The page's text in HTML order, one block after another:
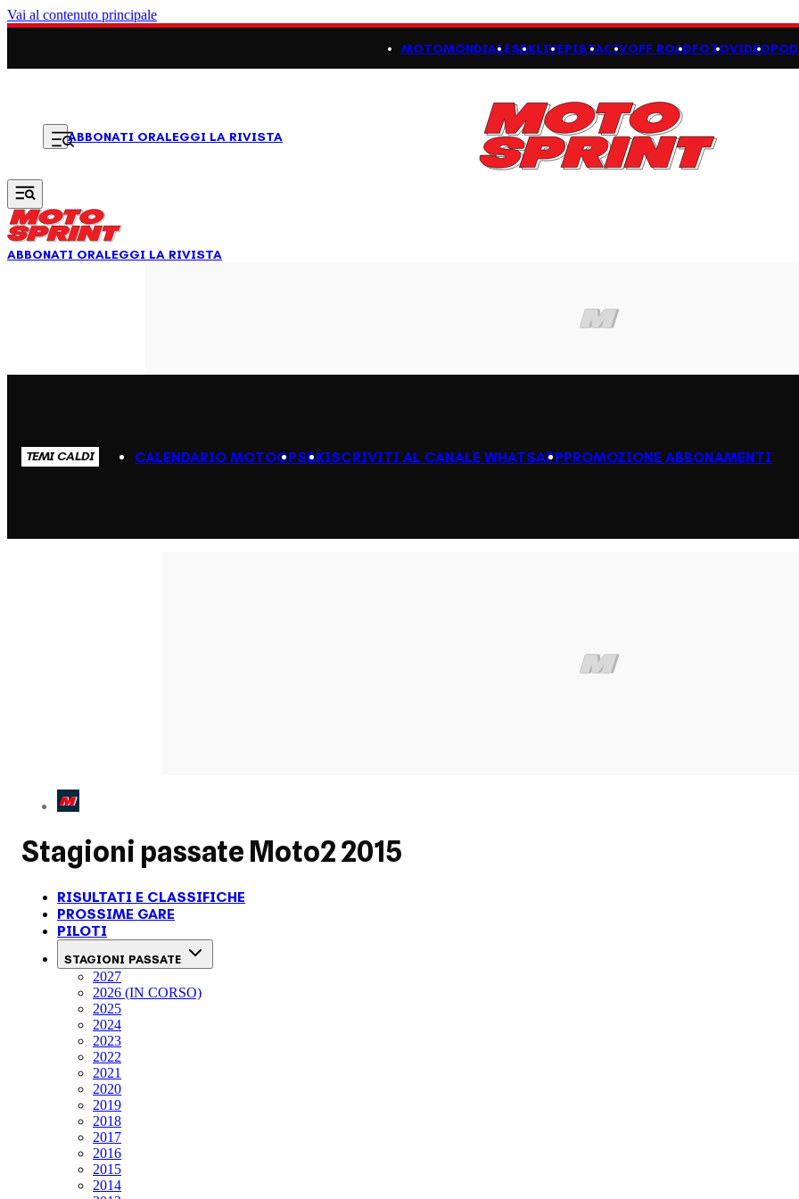
Vai al contenuto principale
MOTOMONDIALESBKLIVEPISTACIVOFF ROADFOTOVIDEO
ABBONATI ORALEGGI LA RIVISTA
ABBONATI ORALEGGI LA RIVISTA
TEMI CALDI CALENDARIO MOTOGPSBKISCRIVITI AL CANALE WHATSAPPPROMOZIONE ABBONAMENTI
Stagioni passate Moto2 2015
RISULTATI E CLASSIFICHE
PROSSIME GARE
PILOTI
STAGIONI PASSATE
2027
2026 (IN CORSO)
2025
2024
2023
2022
2021
2020
2019
2018
2017
2016
2015
2014